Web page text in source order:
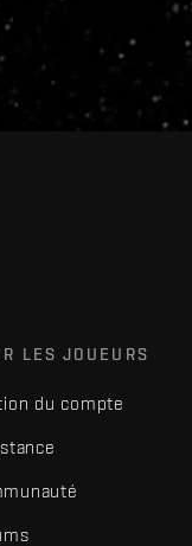
LES JOUEURS
du compte